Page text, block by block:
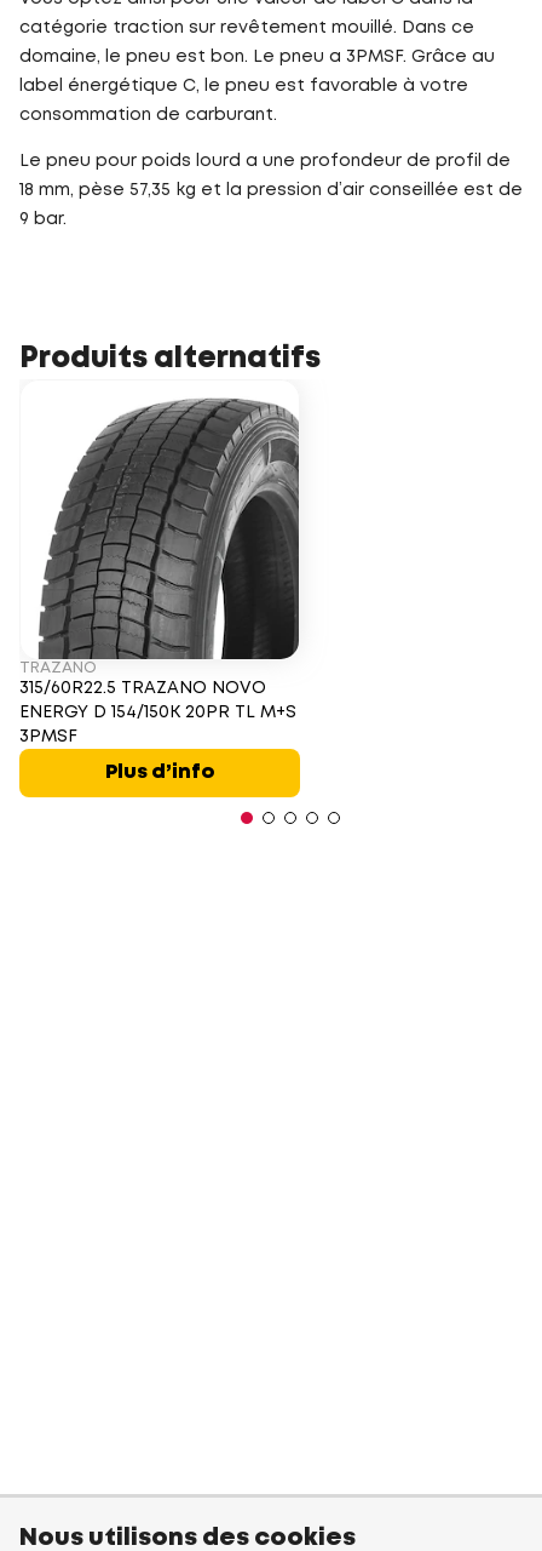
catégorie traction sur revêtement mouillé. Dans ce
domaine, le pneu est bon. Le pneu a 3PMSF. Grâce au
label énergétique C, le pneu est favorable à votre
consommation de carburant.
Le pneu pour poids lourd a une profondeur de profil de
18 mm, pèse 57,35 kg et la pression d’air conseillée est de
9 bar.
Produits alternatifs
TRAZANO
315/60R22.5 TRAZANO NOVO
ENERGY D 154/150K 20PR TL M+S
3PMSF
Plus d’info
Nous utilisons des cookies